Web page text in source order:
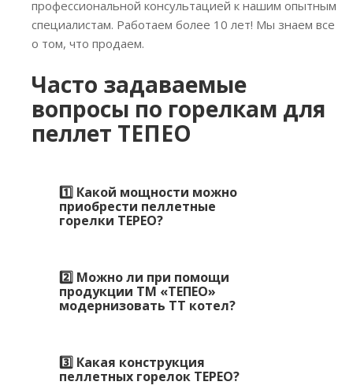
профессиональной консультацией к нашим опытным
специалистам. Работаем более 10 лет! Мы знаем все
о том, что продаем.
Часто задаваемые
вопросы по горелкам для
пеллет ТЕПЕО
1️⃣ Какой мощности можно
приобрести пеллетные
горелки TEPEO?
2️⃣ Можно ли при помощи
продукции ТМ «ТЕПЕО»
модернизовать ТТ котел?
3️⃣ Какая конструкция
пеллетных горелок TEPEO?